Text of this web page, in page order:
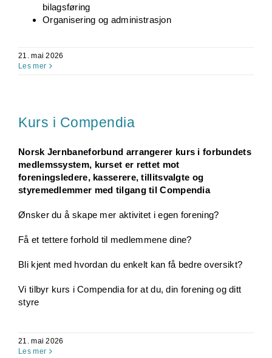
bilagsføring
Organisering og administrasjon
21. mai 2026
Les mer
Kurs i Compendia
Norsk Jernbaneforbund arrangerer kurs i forbundets
medlemssystem, kurset er rettet mot
foreningsledere, kasserere, tillitsvalgte og
styremedlemmer med tilgang til Compendia
Ønsker du å skape mer aktivitet i egen forening?
Få et tettere forhold til medlemmene dine?
Bli kjent med hvordan du enkelt kan få bedre oversikt?
Vi tilbyr kurs i Compendia for at du, din forening og ditt
styre
21. mai 2026
Les mer